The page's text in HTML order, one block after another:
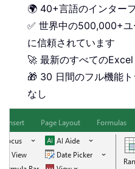
🌍 40+言語のインター
✅ 世界中の500,000+
に信頼されています
🚀 最新のすべての
🎁 30 日間のフル機能
なし